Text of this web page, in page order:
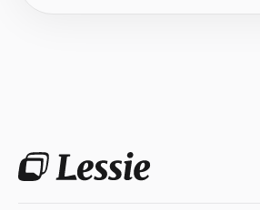
ICP 適配評分器
根據理想客戶畫像為 B2B 客戶評分。